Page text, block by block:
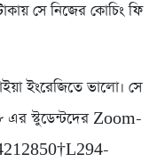
সে নিজের কোচিং ফি
ইংরেজিতে ভালো। সে
স্টুডেন্টদের Zoom-